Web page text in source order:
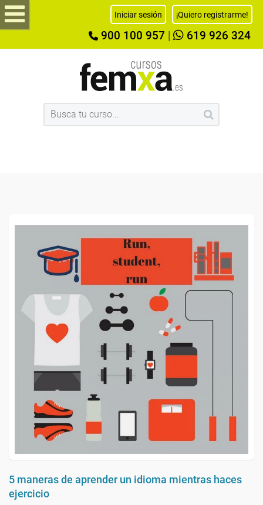
Iniciar sesión ¡Quiero registrarme!
900 100 957 619 926 324
5 maneras de aprender un idioma mientras haces
ejercicio